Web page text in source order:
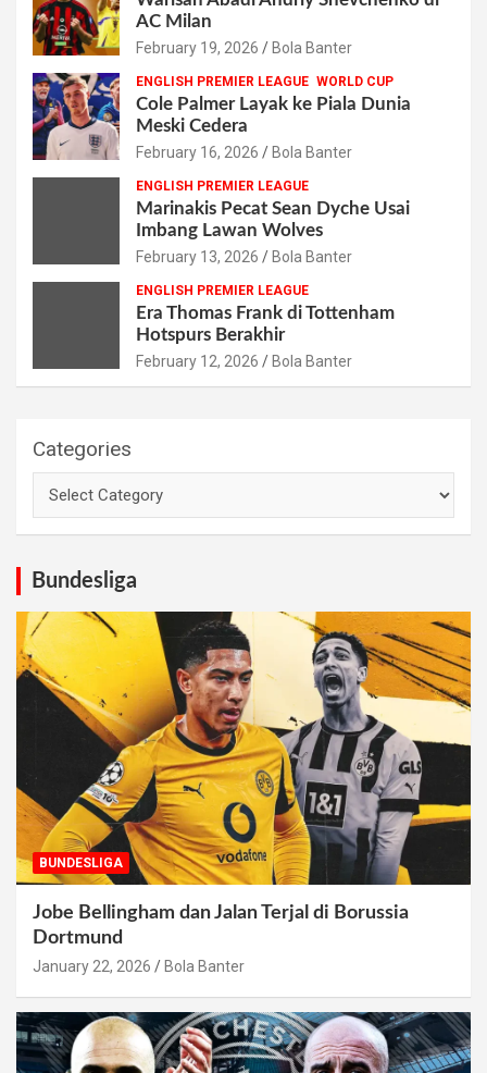
AC Milan
February 19, 2026 Bola Banter
ENGLISH PREMIER LEAGUE WORLD CUP
Cole Palmer Layak ke Piala Dunia
Meski Cedera
February 16, 2026 Bola Banter
ENGLISH PREMIER LEAGUE
Marinakis Pecat Sean Dyche Usai
Imbang Lawan Wolves
February 13, 2026 Bola Banter
ENGLISH PREMIER LEAGUE
Era Thomas Frank di Tottenham
Hotspurs Berakhir
February 12, 2026 Bola Banter
Categories
Bundesliga
BUNDESLIGA
Jobe Bellingham dan Jalan Terjal di Borussia
Dortmund
January 22, 2026 Bola Banter